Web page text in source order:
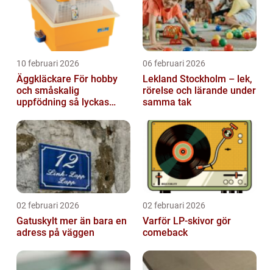
10 februari 2026
Äggkläckare För hobby
och småskalig
uppfödning så lyckas
06 februari 2026
Lekland Stockholm – lek,
rörelse och lärande under
samma tak
02 februari 2026
Gatuskylt mer än bara en
adress på väggen
02 februari 2026
Varför LP-skivor gör
comeback